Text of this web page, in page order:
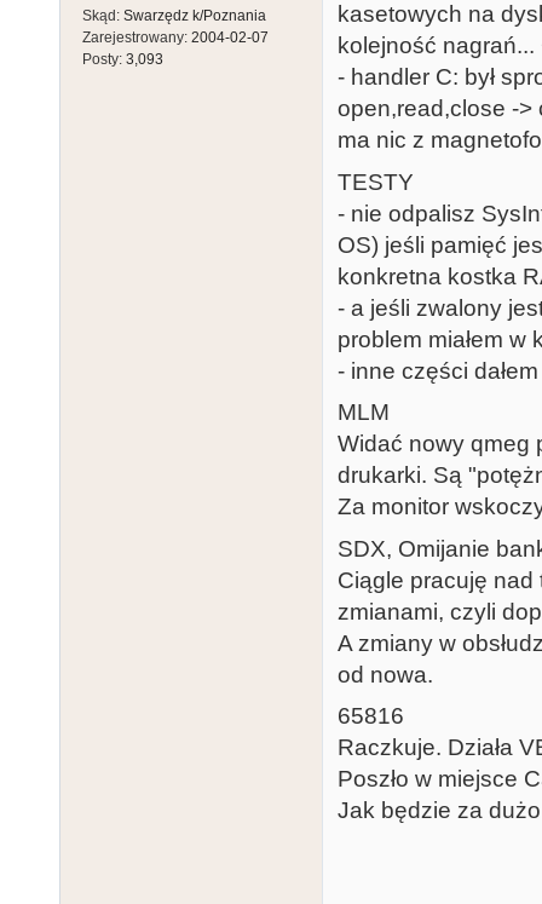
Skąd: Swarzędz k/Poznania
Zarejestrowany: 2004-02-07
Posty: 3,093
kasetowych na
kolejność nagrań...
- handler C: był
open,read,close ->
ma nic z
TESTY
- nie odpalisz
OS) jeśli pamięć
konkretna kostka
- a jeśli zwalony
problem miałem w
- inne części
MLM
Widać nowy qmeg
drukarki. Są
Za monitor
SDX, Omijanie
Ciągle pracuję nad
zmianami, czyli
A zmiany w
od nowa.
65816
Raczkuje. Działa
Poszło w miejsce
Jak będzie za